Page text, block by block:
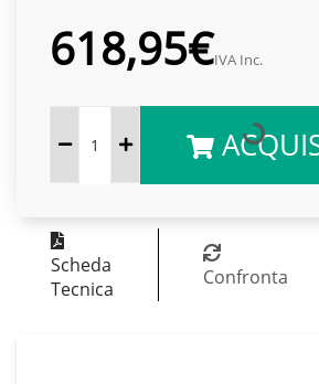
618,95€IVA Inc.
Scheda
Tecnica
Confronta